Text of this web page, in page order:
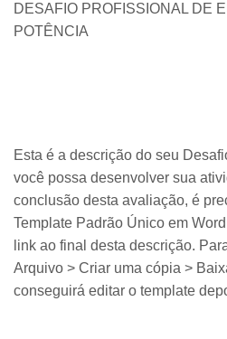
DESAFIO PROFISSIONAL DE
POTÊNCIA
Esta é a descrição do seu
você possa desenvolver sua
conclusão desta avaliação, é
Template Padrão Único em
link ao final desta descrição.
Arquivo > Criar uma cópia >
conseguirá editar o template